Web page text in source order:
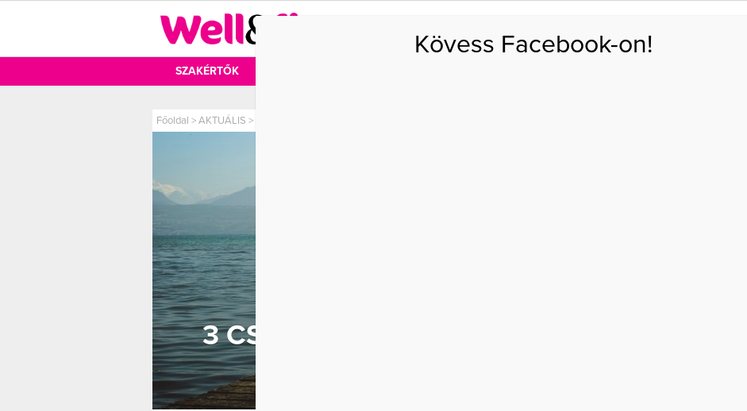
SZAKÉRTŐK
Főoldal >AKTUÁLIS >
3 CSILLAGJEGY, AKIKNEK NEM
Kövess Facebook-on!